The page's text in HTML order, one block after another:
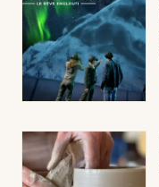
59 - Nord
Choisir mes